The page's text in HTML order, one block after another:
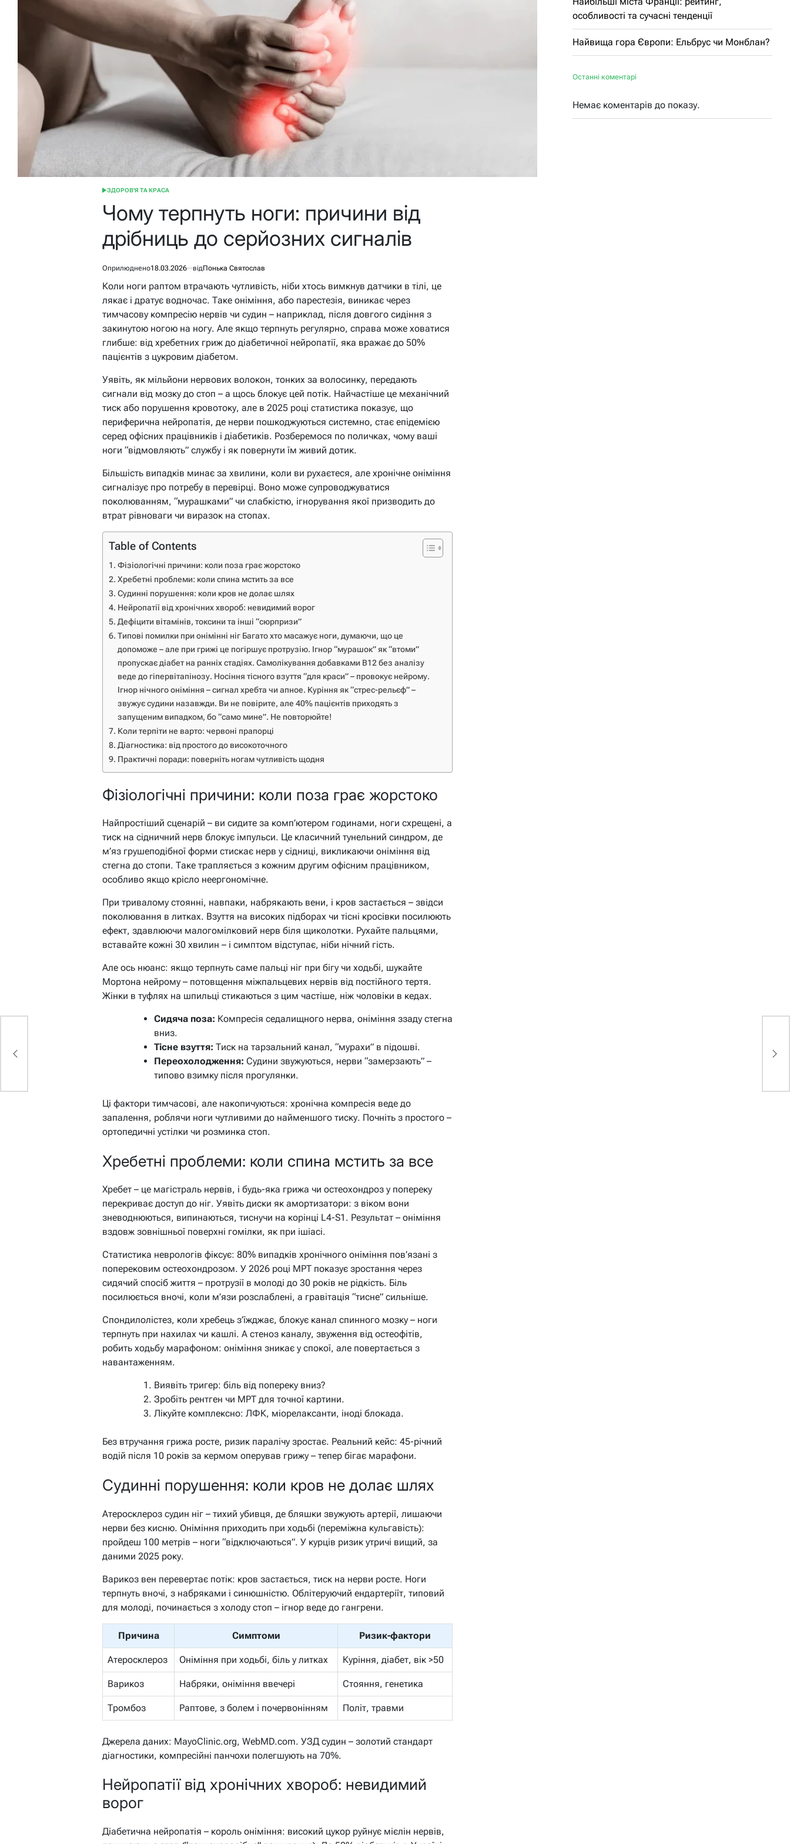
ОПУБЛІКУВАТИ
ЗДОРОВ'Я ТА КРАСА
Чому терпнуть ноги: причини від
дрібниць до серйозних сигналів
Оприлюднено18.03.2026 відПонька Святослав
Коли ноги раптом втрачають чутливість, ніби хтось вимкнув датчики в тілі, це
лякає і дратує водночас. Таке оніміння, або парестезія, виникає через
тимчасову компресію нервів чи судин – наприклад, після довгого сидіння з
закинутою ногою на ногу. Але якщо терпнуть регулярно, справа може ховатися
глибше: від хребетних гриж до діабетичної нейропатії, яка вражає до 50%
пацієнтів з цукровим діабетом.
Уявіть, як мільйони нервових волокон, тонких за волосинку, передають
сигнали від мозку до стоп – а щось блокує цей потік. Найчастіше це механічний
тиск або порушення кровотоку, але в 2025 році статистика показує, що
периферична нейропатія, де нерви пошкоджуються системно, стає епідемією
серед офісних працівників і діабетиків. Розберемося по поличках, чому ваші
ноги “відмовляють” службу і як повернути їм живий дотик.
Більшість випадків минає за хвилини, коли ви рухаєтеся, але хронічне оніміння
сигналізує про потребу в перевірці. Воно може супроводжуватися
поколюванням, “мурашками” чи слабкістю, ігнорування якої призводить до
втрат рівноваги чи виразок на стопах.
Table of Contents
Фізіологічні причини: коли поза грає жорстоко
Хребетні проблеми: коли спина мстить за все
Судинні порушення: коли кров не долає шлях
Нейропатії від хронічних хвороб: невидимий ворог
Дефіцити вітамінів, токсини та інші “сюрпризи”
Типові помилки при онімінні ніг Багато хто масажує ноги, думаючи, що це
допоможе – але при грижі це погіршує протрузію. Ігнор “мурашок” як “втоми”
пропускає діабет на ранніх стадіях. Самолікування добавками B12 без аналізу
веде до гіпервітапінозу. Носіння тісного взуття “для краси” – провокує нейрому.
Ігнор нічного оніміння – сигнал хребта чи апное. Куріння як “стрес-рельєф” –
звужує судини назавжди. Ви не повірите, але 40% пацієнтів приходять з
запущеним випадком, бо “само мине”. Не повторюйте!
Коли терпіти не варто: червоні прапорці
Діагностика: від простого до високоточного
Практичні поради: поверніть ногам чутливість щодня
Фізіологічні причини: коли поза грає жорстоко
Найпростіший сценарій – ви сидите за комп’ютером годинами, ноги схрещені, а
тиск на сідничний нерв блокує імпульси. Це класичний тунельний синдром, де
м’яз грушеподібної форми стискає нерв у сідниці, викликаючи оніміння від
стегна до стопи. Таке трапляється з кожним другим офісним працівником,
особливо якщо крісло неергономічне.
При тривалому стоянні, навпаки, набрякають вени, і кров застається – звідси
поколювання в литках. Взуття на високих підборах чи тісні кросівки посилюють
ефект, здавлюючи малогомілковий нерв біля щиколотки. Рухайте пальцями,
вставайте кожні 30 хвилин – і симптом відступає, ніби нічний гість.
Але ось нюанс: якщо терпнуть саме пальці ніг при бігу чи ходьбі, шукайте
Мортона нейрому – потовщення міжпальцевих нервів від постійного тертя.
Жінки в туфлях на шпильці стикаються з цим частіше, ніж чоловіки в кедах.
Сидяча поза: Компресія седалищного нерва, оніміння ззаду стегна
вниз.
Тісне взуття: Тиск на тарзальний канал, “мурахи” в підошві.
Переохолодження: Судини звужуються, нерви “замерзають” –
типово взимку після прогулянки.
Ці фактори тимчасові, але накопичуються: хронічна компресія веде до
запалення, роблячи ноги чутливими до найменшого тиску. Почніть з простого –
ортопедичні устілки чи розминка стоп.
Хребетні проблеми: коли спина мстить за все
Хребет – це магістраль нервів, і будь-яка грижа чи остеохондроз у попереку
перекриває доступ до ніг. Уявіть диски як амортизатори: з віком вони
зневоднюються, випинаються, тиснучи на корінці L4-S1. Результат – оніміння
вздовж зовнішньої поверхні гомілки, як при ішіасі.
Статистика неврологів фіксує: 80% випадків хронічного оніміння пов’язані з
поперековим остеохондрозом. У 2026 році МРТ показує зростання через
сидячий спосіб життя – протрузії в молоді до 30 років не рідкість. Біль
посилюється вночі, коли м’язи розслаблені, а гравітація “тисне” сильніше.
Спондилолістез, коли хребець з’їжджає, блокує канал спинного мозку – ноги
терпнуть при нахилах чи кашлі. А стеноз каналу, звуження від остеофітів,
робить ходьбу марафоном: оніміння зникає у спокої, але повертається з
навантаженням.
Виявіть тригер: біль від попереку вниз?
Зробіть рентген чи МРТ для точної картини.
Лікуйте комплексно: ЛФК, міорелаксанти, іноді блокада.
Без втручання грижа росте, ризик паралічу зростає. Реальний кейс: 45-річний
водій після 10 років за кермом оперував грижу – тепер бігає марафони.
Судинні порушення: коли кров не долає шлях
Атеросклероз судин ніг – тихий убивця, де бляшки звужують артерії, лишаючи
нерви без кисню. Оніміння приходить при ходьбі (переміжна кульгавість):
пройдеш 100 метрів – ноги “відключаються”. У курців ризик утричі вищий, за
даними 2025 року.
Варикоз вен перевертає потік: кров застається, тиск на нерви росте. Ноги
терпнуть вночі, з набряками і синюшністю. Облітеруючий ендартеріїт, типовий
для молоді, починається з холоду стоп – ігнор веде до гангрени.
Причина Симптоми Ризик-фактори
Атеросклероз Оніміння при ходьбі, біль у литках Куріння, діабет, вік >50
Варикоз Набряки, оніміння ввечері Стояння, генетика
Тромбоз Раптове, з болем і почервонінням Політ, травми
Джерела даних: MayoClinic.org, WebMD.com. УЗД судин – золотий стандарт
діагностики, компресійні панчохи полегшують на 70%.
Нейропатії від хронічних хвороб: невидимий
ворог
Діабетична нейропатія – король оніміння: високий цукор руйнує мієлін нервів,
особливості та сучасні тенденції
Найвища гора Європи: Ельбрус чи Монблан?
Останні коментарі
Немає коментарів до показу.